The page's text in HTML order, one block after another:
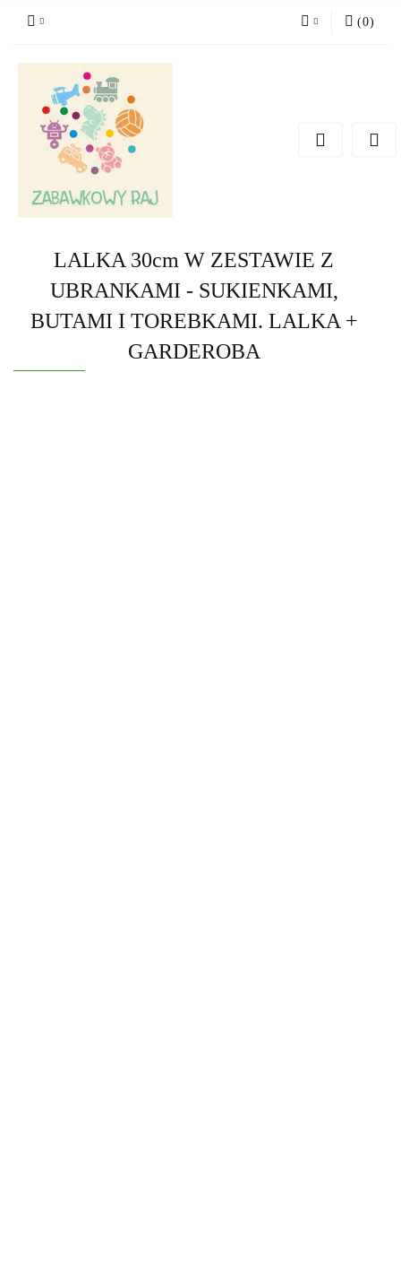
(0)
LALKA 30cm W ZESTAWIE Z
UBRANKAMI - SUKIENKAMI,
BUTAMI I TOREBKAMI. LALKA +
GARDEROBA